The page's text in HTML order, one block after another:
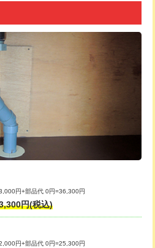
管・銅
で)
管・銅
え)
戻し作
11,000円~
まで） 55,000円
事/3ｍ超
し作業）
8,800円
清掃・修
軽作業）
11,000円
清掃・修
中作業）
・清掃・修
（重作業）
33,000円
円+部品代 0円=36,300円
円(税込)
円+部品代 0円=25,300円